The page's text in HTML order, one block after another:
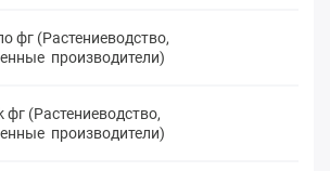
фг (Растениеводство,
производители)
фг (Растениеводство,
производители)